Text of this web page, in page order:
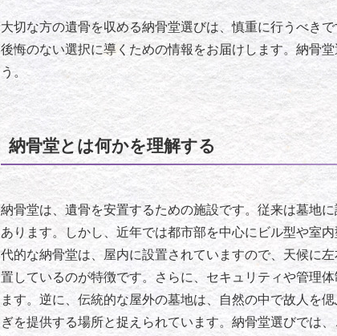
大切な方の遺骨を収める納骨堂選びは、慎重に行うべき
後悔のない選択に導くための情報をお届けします。納骨
う。
納骨堂とは何かを理解する
納骨堂は、遺骨を安置するための施設です。従来は墓地
あります。しかし、近年では都市部を中心にビル型や室
代的な納骨堂は、屋内に設置されていますので、天候に
置しているのが特徴です。さらに、セキュリティや管理
ます。逆に、伝統的な屋外の墓地は、自然の中で故人を
ぎを提供する場所と捉えられています。納骨堂選びでは